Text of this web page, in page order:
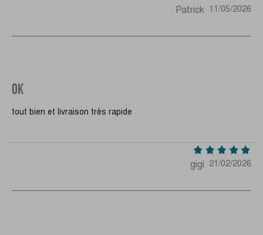
Patrick 11/05/2026
OK
tout bien et livraison très rapide
gigi 21/02/2026